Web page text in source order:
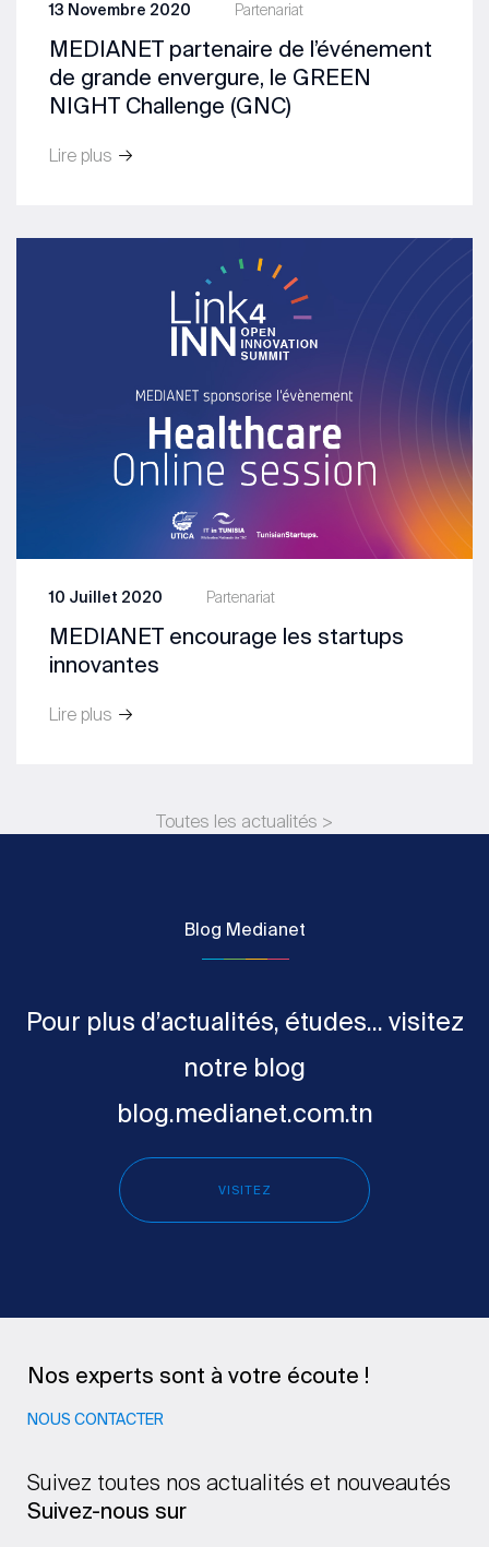
Partenariat
13 Novembre 2020
MEDIANET partenaire de l’événement
de grande envergure, le GREEN
NIGHT Challenge (GNC)
Lire plus
Partenariat
10 Juillet 2020
MEDIANET encourage les startups
innovantes
Lire plus
Toutes les actualités >
Blog Medianet
Pour plus d’actualités, études... visitez
notre blog
blog.medianet.com.tn
VISITEZ
Nos experts sont à votre écoute !
NOUS CONTACTER
Suivez toutes nos actualités et nouveautés
Suivez-nous sur